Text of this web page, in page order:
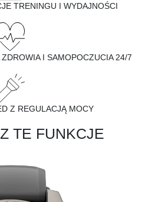
TRENINGU I WYDAJNOŚCI
I SAMOPOCZUCIA 24/7
Z REGULACJĄ MOCY
TE FUNKCJE